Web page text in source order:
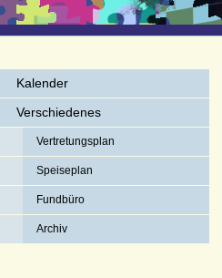
Kalender
Verschiedenes
Vertretungsplan
Speiseplan
Fundbüro
Archiv